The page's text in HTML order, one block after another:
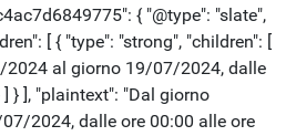
{ "@type": "slate",
[ { "type": "strong", "children": [
2024 al giorno 19/07/2024, dalle
} ], "plaintext": "Dal giorno
2024, dalle ore 00:00 alle ore